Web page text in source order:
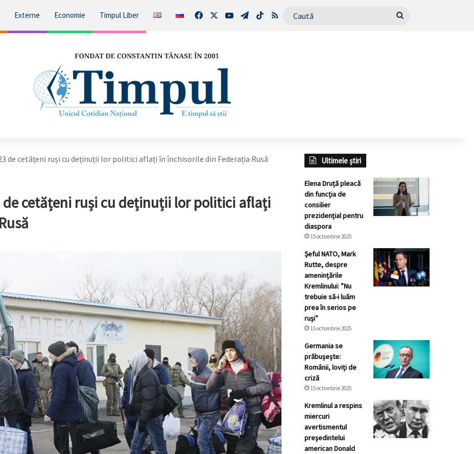
Externe Economie Timpul Liber FacebookYouTubeTelegram
TikTokRSS Caută
de cetățeni ruși cu deținuții lor politici aflați în închisorile din Federația Rusă
de cetățeni ruși cu deținuții lor politici aflați
Ultimele știri
Elena Druță pleacă
din funcția de
consilier
prezidențial pentru
diaspora
15 octombrie 2025
Șeful NATO, Mark
Rutte, despre
amenințările
Kremlinului: ”Nu
trebuie să-i luăm
prea în serios pe
ruși”
15 octombrie 2025
Germania se
prăbușește:
Românii, loviți de
criză
15 octombrie 2025
Kremlinul a respins
miercuri
avertismentul
preşedintelui
american Donald